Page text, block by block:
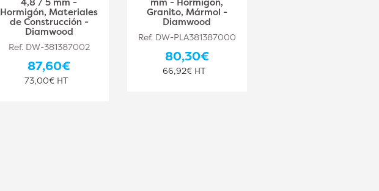
Hormigón, Materiales
de Construcción -
Diamwood
Ref. DW-381387002
87,60€
73,00€ HT
Granito, Mármol -
Diamwood
Ref. DW-PLA381387000
80,30€
66,92€ HT